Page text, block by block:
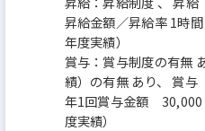
昇給金額／昇給率 1時
年度実績）
賞与：賞与制度の有無
績）の有無 あり、 賞
年1回賞与金額 30,000
度実績）